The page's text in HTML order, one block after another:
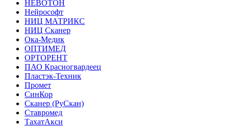
НЕВОТОН
Нейрософт
НИЦ МАТРИКС
НИЦ Сканер
Ока-Медик
ОПТИМЕД
ОРТОРЕНТ
ПАО Красногвардеец
Пластэк-Техник
Промет
СинКор
Сканер (РуСкан)
Ставромед
ТахатАкси